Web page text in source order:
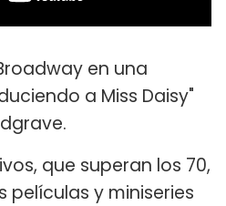
en una
a Miss Daisy"
que superan los 70,
películas y miniseries